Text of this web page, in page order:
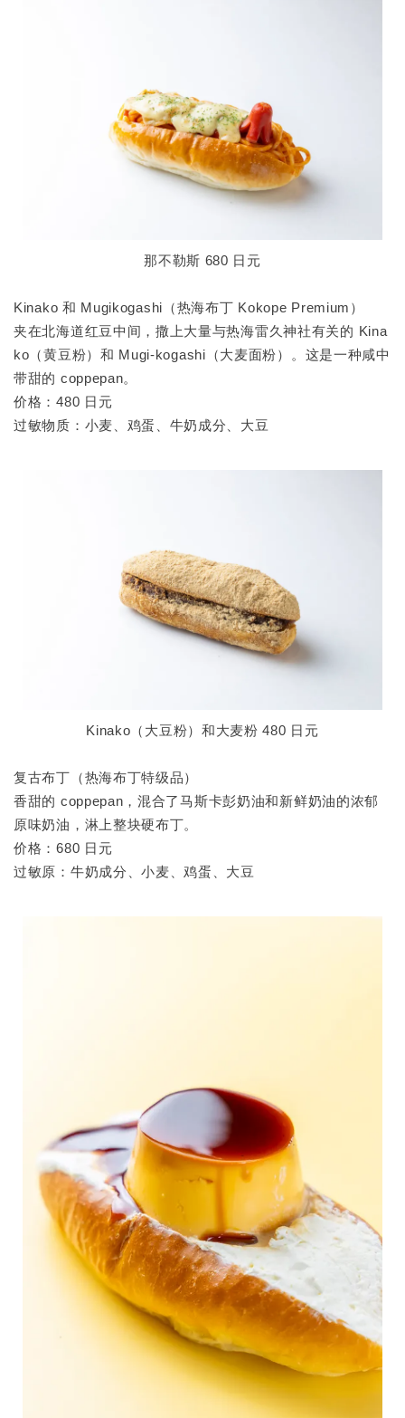
那不勒斯 680 日元
Kinako 和 Mugikogashi（热海布丁 Kokope Premium）
夹在北海道红豆中间，撒上大量与热海雷久神社有关的 Kina
ko（黄豆粉）和 Mugi-kogashi（大麦面粉）。这是一种咸中
带甜的 coppepan。
价格：480 日元
过敏物质：小麦、鸡蛋、牛奶成分、大豆
Kinako（大豆粉）和大麦粉 480 日元
复古布丁（热海布丁特级品）
香甜的 coppepan，混合了马斯卡彭奶油和新鲜奶油的浓郁
原味奶油，淋上整块硬布丁。
价格：680 日元
过敏原：牛奶成分、小麦、鸡蛋、大豆